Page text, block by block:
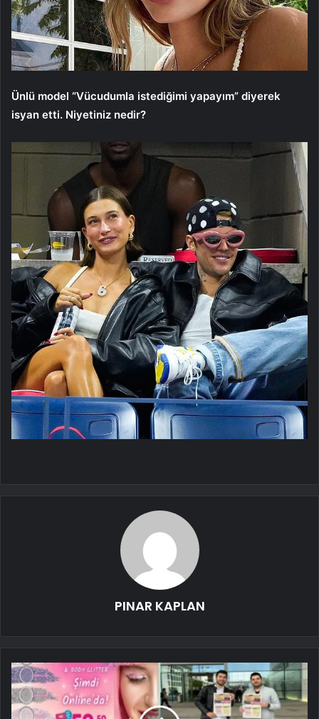
Ünlü model “Vücudumla istediğimi yapayım” diyerek
isyan etti. Niyetiniz nedir?
PINAR KAPLAN